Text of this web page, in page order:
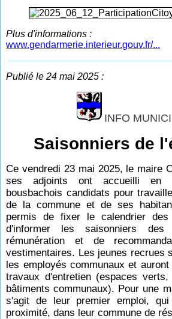
Plus d'informations :
www.gendarmerie.interieur.gouv.fr/...
Publié le 24 mai 2025 :
INFO
Saisonniers de
Ce vendredi 23 mai 2025, le maire
ses adjoints ont accueilli en
bousbachois candidats pour
de la commune et de ses
permis de fixer le calendrier
d'informer les saisonniers
rémunération et de
vestimentaires. Les jeunes recrues
les employés communaux et
travaux d'entretien (espaces
bâtiments communaux). Pour une
s'agit de leur premier emploi,
proximité, dans leur commune de